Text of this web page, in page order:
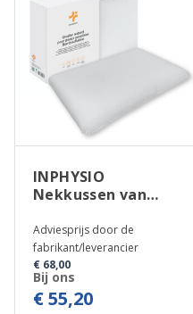
INPHYSIO
Nekkussen van
gevoelige huid
Bambousatiné
Adviesprijs door de
fabrikant/leverancier
€ 68,00
Bij ons
€ 55,20